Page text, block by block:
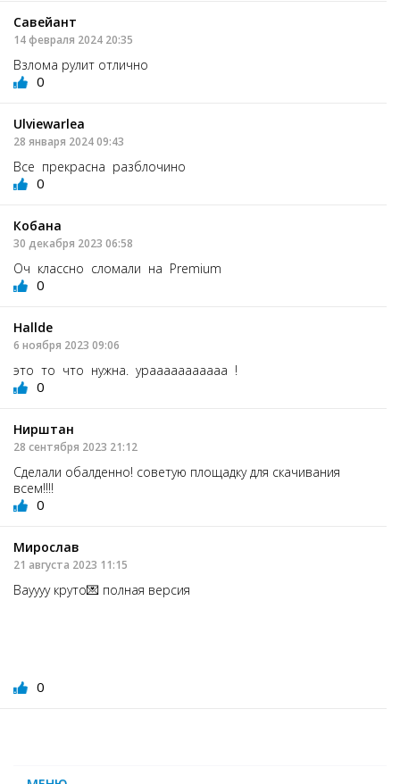
Савейант
14 февраля 2024 20:35
Взлома рулит отлично
0
Ulviewarlea
28 января 2024 09:43
Все прекрасна разблочино
0
Кобана
30 декабря 2023 06:58
Оч классно сломали на Premium
0
Hallde
6 ноября 2023 09:06
это то что нужна. урааааааааааа !
0
Нирштан
28 сентября 2023 21:12
Сделали обалденно! советую площадку для скачивания
всем!!!!
0
Мирослав
21 августа 2023 11:15
Вауууу круто💌 полная версия
0